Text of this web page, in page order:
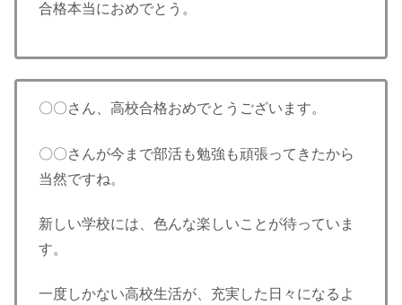
合格本当におめでとう。
〇〇さん、高校合格おめでとうございます。
〇〇さんが今まで部活も勉強も頑張ってきたから
当然ですね。
新しい学校には、色んな楽しいことが待っていま
す。
一度しかない高校生活が、充実した日々になるよ